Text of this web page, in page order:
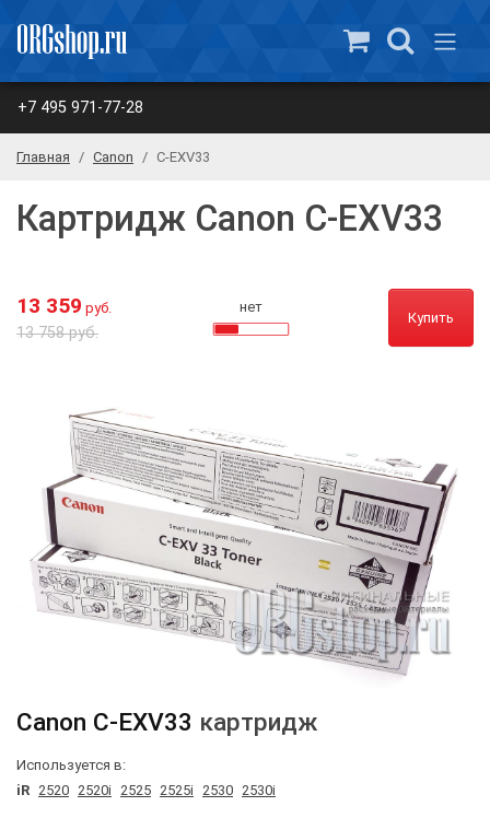
+7 495 971-77-28
Главная Canon C-EXV33
Картридж Canon C-EXV33
13 359 руб.
13 758 руб.
нет
Купить
Canon C-EXV33 картридж
Используется в:
iR 2520 2520i 2525 2525i 2530 2530i